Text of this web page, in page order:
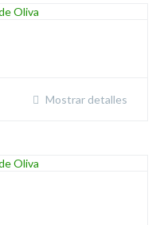
Mostrar detalles